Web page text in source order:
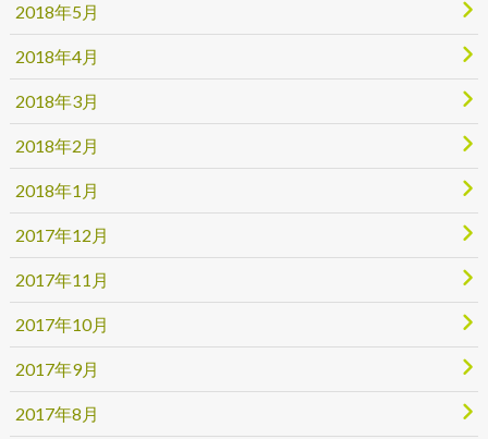
2018年5月
2018年4月
2018年3月
2018年2月
2018年1月
2017年12月
2017年11月
2017年10月
2017年9月
2017年8月